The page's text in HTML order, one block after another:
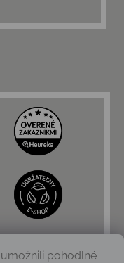
pohodlné